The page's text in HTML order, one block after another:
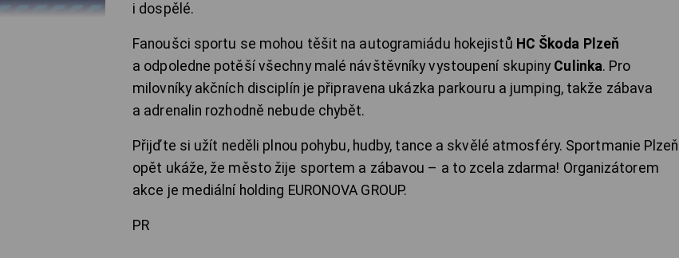
i dospělé.
Fanoušci sportu se mohou těšit na autogramiádu hokejistů HC Škoda Plzeň
a odpoledne potěší všechny malé návštěvníky vystoupení skupiny Culinka. Pro
milovníky akčních disciplín je připravena ukázka parkouru a jumping, takže zábava
a adrenalin rozhodně nebude chybět.
Přijďte si užít neděli plnou pohybu, hudby, tance a skvělé atmosféry. Sportmanie Plzeň
opět ukáže, že město žije sportem a zábavou – a to zcela zdarma! Organizátorem
akce je mediální holding EURONOVA GROUP.
PR